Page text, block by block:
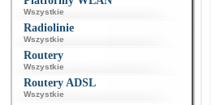
Wszystkie
Radiolinie
Wszystkie
Routery
Wszystkie
Routery ADSL
Wszystkie